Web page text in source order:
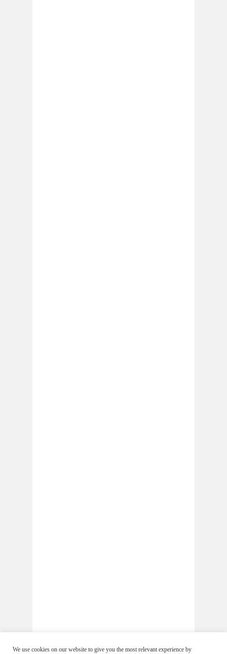
We use cookies on our website to give you the most relevant experience by